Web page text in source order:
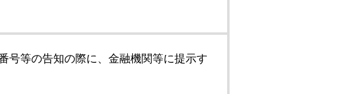
号等の告知の際に、金融機関等に提示す